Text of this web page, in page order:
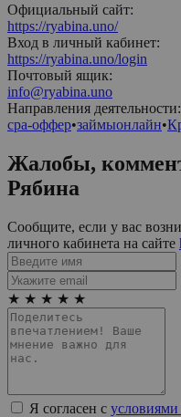
Официальный сайт:
https://ryabina.uno/
Вход в личный кабинет:
https://ryabina.uno/login
Почтовый ящик:
info@ryabina.uno
Направления деятельности:
cpa-оффер•займыонлайн•
Жалобы,
Рябина
Сообщите, если у вас
личного кабинета на сайте
★ ★ ★ ★ ★
Я согласен с